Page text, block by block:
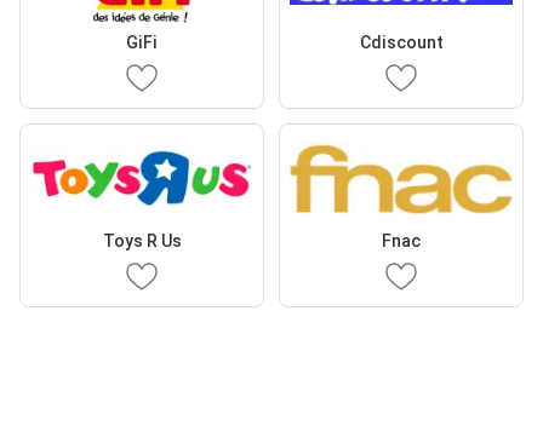
GiFi Cdiscount
Toys R Us Fnac